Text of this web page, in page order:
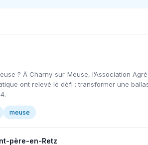
? À Charny-sur-Meuse, l’Association
ont relevé le défi : transformer une
meuse
père-en-Retz